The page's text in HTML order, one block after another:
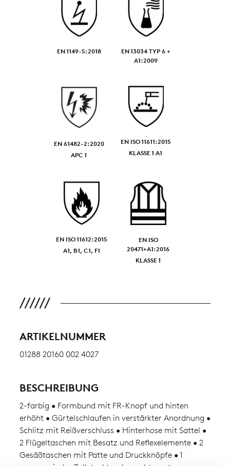
EN 1149-5:2018
EN 13034 TYP 6 +
A1:2009
EN 61482-2:2020
APC 1
EN ISO 11611:2015
KLASSE 1 A1
EN ISO 11612:2015
A1, B1, C1, F1
EN ISO
20471+A1:2016
KLASSE 1
ARTIKELNUMMER
01288 20160 002 4027
BESCHREIBUNG
2-farbig • Formbund mit FR-Knopf und hinten
erhöht • Gürtelschlaufen in verstärkter Anordnung •
Schlitz mit Reißverschluss • Hinterhose mit Sattel •
2 Flügeltaschen mit Besatz und Reflexelemente • 2
Gesäßtaschen mit Patte und Druckknöpfe • 1